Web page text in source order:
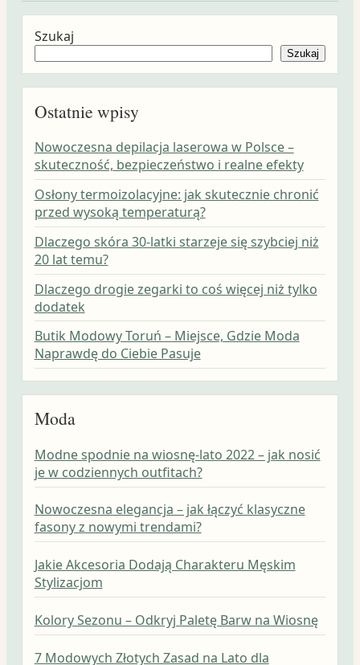
Szukaj
Szukaj
Ostatnie wpisy
Nowoczesna depilacja laserowa w Polsce –
skuteczność, bezpieczeństwo i realne efekty
Osłony termoizolacyjne: jak skutecznie chronić
przed wysoką temperaturą?
Dlaczego skóra 30-latki starzeje się szybciej niż
20 lat temu?
Dlaczego drogie zegarki to coś więcej niż tylko
dodatek
Butik Modowy Toruń – Miejsce, Gdzie Moda
Naprawdę do Ciebie Pasuje
Moda
Modne spodnie na wiosnę-lato 2022 – jak nosić
je w codziennych outfitach?
Nowoczesna elegancja – jak łączyć klasyczne
fasony z nowymi trendami?
Jakie Akcesoria Dodają Charakteru Męskim
Stylizacjom
Kolory Sezonu – Odkryj Paletę Barw na Wiosnę
7 Modowych Złotych Zasad na Lato dla